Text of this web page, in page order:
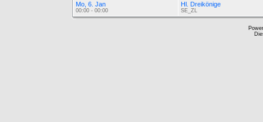
Mo, 6. Jan
00:00 - 00:00
Hl. Dreikönige
SE_ZL